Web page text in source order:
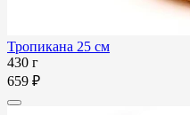
Тропикана 25 см
430 г
659 ₽